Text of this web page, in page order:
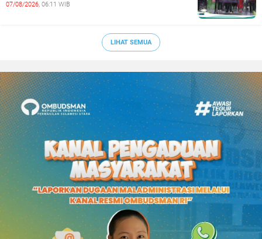
07/08/2026, 06:11 WIB
LIHAT SEMUA